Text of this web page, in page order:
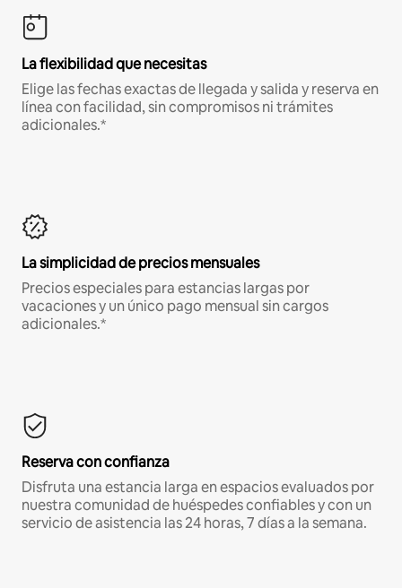
La flexibilidad que necesitas
Elige las fechas exactas de llegada y salida y reserva en
línea con facilidad, sin compromisos ni trámites
adicionales.*
La simplicidad de precios mensuales
Precios especiales para estancias largas por
vacaciones y un único pago mensual sin cargos
adicionales.*
Reserva con confianza
Disfruta una estancia larga en espacios evaluados por
nuestra comunidad de huéspedes confiables y con un
servicio de asistencia las 24 horas, 7 días a la semana.